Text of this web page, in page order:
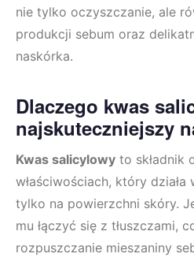
nie tylko oczyszczanie, ale
produkcji sebum oraz
naskórka.
Dlaczego kwas
najskuteczniejszy
Kwas salicylowy to składnik
właściwościach, który
tylko na powierzchni skóry.
mu łączyć się z tłuszczami,
rozpuszczanie mieszaniny